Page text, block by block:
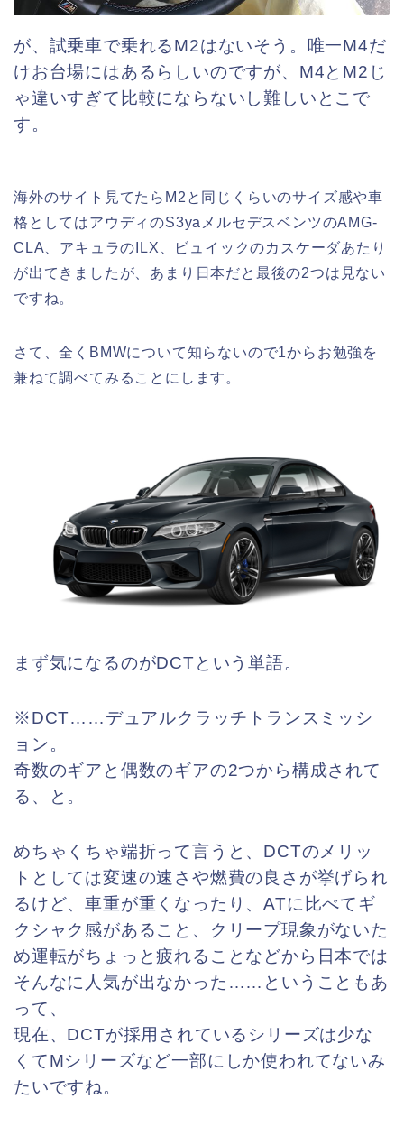
が、試乗車で乗れるM2はないそう。唯一M4だ
けお台場にはあるらしいのですが、M4とM2じ
ゃ違いすぎて比較にならないし難しいとこで
す。
海外のサイト見てたらM2と同じくらいのサイズ感や車
格としてはアウディのS3yaメルセデスベンツのAMG-
CLA、アキュラのILX、ビュイックのカスケーダあたり
が出てきましたが、あまり日本だと最後の2つは見ない
ですね。
さて、全くBMWについて知らないので1からお勉強を
兼ねて調べてみることにします。
まず気になるのがDCTという単語。
※DCT……デュアルクラッチトランスミッシ
ョン。
奇数のギアと偶数のギアの2つから構成されて
る、と。
めちゃくちゃ端折って言うと、DCTのメリッ
トとしては変速の速さや燃費の良さが挙げられ
るけど、車重が重くなったり、ATに比べてギ
クシャク感があること、クリープ現象がないた
め運転がちょっと疲れることなどから日本では
そんなに人気が出なかった……ということもあ
って、
現在、DCTが採用されているシリーズは少な
くてMシリーズなど一部にしか使われてないみ
たいですね。